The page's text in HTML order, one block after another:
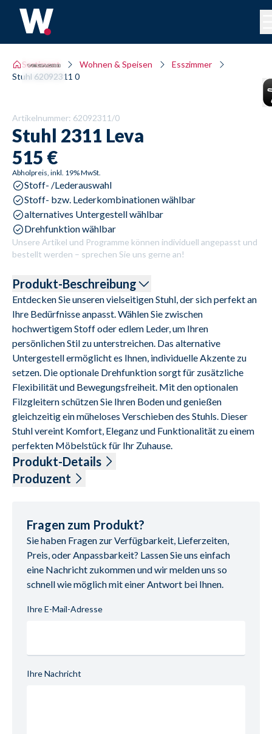
Sortiment Wohnen & Speisen
Esszimmer
Stuhl 62092311 0
Artikelnummer: 62092311/0
Stuhl 2311 Leva
515 €
Abholpreis, inkl. 19% MwSt.
Stoff- /Lederauswahl
Stoff- bzw. Lederkombinationen wählbar
alternatives Untergestell wählbar
Drehfunktion wählbar
Unsere Artikel und Programme können individuell angepasst und
bestellt werden – sprechen Sie uns gerne an!
Produkt-Beschreibung
Entdecken Sie unseren vielseitigen Stuhl, der sich perfekt an
Ihre Bedürfnisse anpasst. Wählen Sie zwischen
hochwertigem Stoff oder edlem Leder, um Ihren
persönlichen Stil zu unterstreichen. Das alternative
Untergestell ermöglicht es Ihnen, individuelle Akzente zu
setzen. Die optionale Drehfunktion sorgt für zusätzliche
Flexibilität und Bewegungsfreiheit. Mit den optionalen
Filzgleitern schützen Sie Ihren Boden und genießen
gleichzeitig ein müheloses Verschieben des Stuhls. Dieser
Stuhl vereint Komfort, Eleganz und Funktionalität zu einem
perfekten Möbelstück für Ihr Zuhause.
Produkt-Details
Stoff, 45% Viskose, 20% Polyethylen, 16% Baumwolle, 15%
Produzent
Deutschland
E-Mail-Adresse: venjakob@venjakob-moebel.de
UID (Umsatzsteuer-Identifikationsnummer): DE
126783408
Fragen zum Produkt?
Sie haben Fragen zur Verfügbarkeit, Lieferzeiten,
Preis, oder Anpassbarkeit? Lassen Sie uns einfach
eine Nachricht zukommen und wir melden uns so
schnell wie möglich mit einer Antwort bei Ihnen.
Ihre E-Mail-Adresse
Ihre Nachricht